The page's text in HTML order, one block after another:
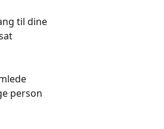
til dine
person